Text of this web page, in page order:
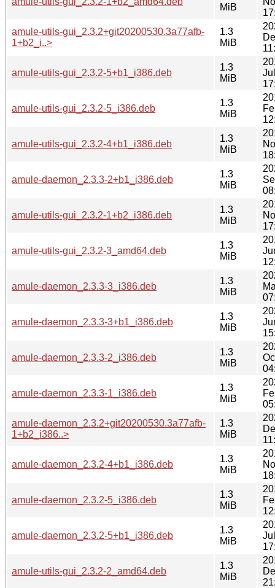
MiB
amule-utils-gui_2.3.2+git20200530.3a77afb-
1+b2_i..>
1.3
MiB
amule-utils-gui_2.3.2-5+b1_i386.deb
1.3
MiB
amule-utils-gui_2.3.2-5_i386.deb
1.3
MiB
amule-utils-gui_2.3.2-4+b1_i386.deb
1.3
MiB
amule-daemon_2.3.3-2+b1_i386.deb
1.3
MiB
amule-utils-gui_2.3.2-1+b2_i386.deb
1.3
MiB
amule-utils-gui_2.3.2-3_amd64.deb
1.3
MiB
amule-daemon_2.3.3-3_i386.deb
1.3
MiB
amule-daemon_2.3.3-3+b1_i386.deb
1.3
MiB
amule-daemon_2.3.3-2_i386.deb
1.3
MiB
amule-daemon_2.3.3-1_i386.deb
1.3
MiB
amule-daemon_2.3.2+git20200530.3a77afb-
1+b2_i386..>
1.3
MiB
amule-daemon_2.3.2-4+b1_i386.deb
1.3
MiB
amule-daemon_2.3.2-5_i386.deb
1.3
MiB
amule-daemon_2.3.2-5+b1_i386.deb
1.3
MiB
amule-utils-gui_2.3.2-2_amd64.deb
1.3
MiB